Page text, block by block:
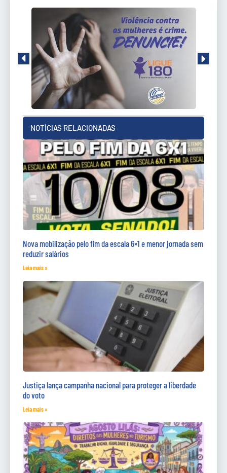
NOTÍCIAS RELACIONADAS
Nova mobilização pelo fim da escala 6×1 e menor jornada sem
reduzir salários
Leia mais »
Justiça lança campanha nacional para proteger a liberdade
do voto
Leia mais »